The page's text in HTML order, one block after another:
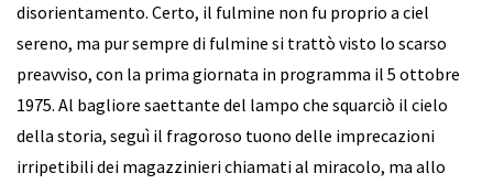
disorientamento. Certo, il fulmine non fu proprio a ciel
sereno, ma pur sempre di fulmine si trattò visto lo scarso
preavviso, con la prima giornata in programma il 5 ottobre
1975. Al bagliore saettante del lampo che squarciò il cielo
della storia, seguì il fragoroso tuono delle imprecazioni
irripetibili dei magazzinieri chiamati al miracolo, ma allo